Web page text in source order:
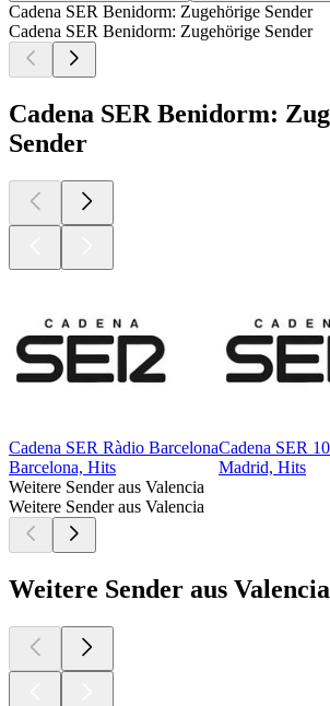
Cadena SER Benidorm: Zugehörige Sender
Cadena SER Benidorm: Zugehörige Sender
Cadena SER Benidorm:
Sender
Cadena SER Ràdio Barcelona
Barcelona, Hits
Cadena SER
Madrid, Hits
Weitere Sender aus Valencia
Weitere Sender aus Valencia
Weitere Sender aus Valencia